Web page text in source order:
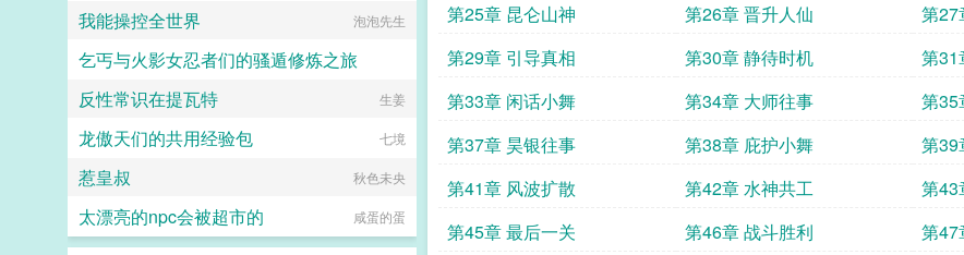
第25章 昆仑山神
第26章 晋升人仙 第27
第29章 引导真相
第30章 静待时机 第31
第33章 闲话小舞
第34章 大师往事 第35
第37章 昊银往事
第38章 庇护小舞 第39
第41章 风波扩散
第42章 水神共工 第43
第45章 最后一关
第46章 战斗胜利 第47
我能操控全世界 泡泡先生
乞丐与火影女忍者们的骚遁修炼之旅
demoncontrolkni
反性常识在提瓦特 生姜
龙傲天们的共用经验包 七境
惹皇叔 秋色未央
太漂亮的npc会被超市的 咸蛋的蛋